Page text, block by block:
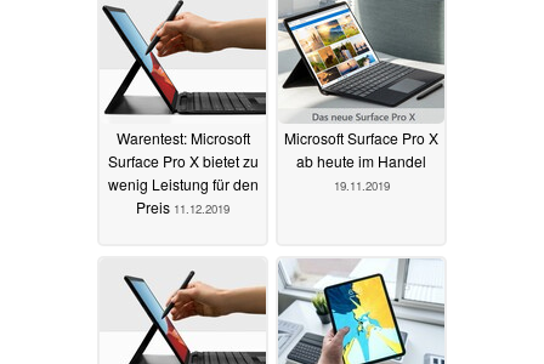
Warentest: Microsoft
Surface Pro X bietet zu
wenig Leistung für den
Preis 11.12.2019
Microsoft Surface Pro X
ab heute im Handel
19.11.2019